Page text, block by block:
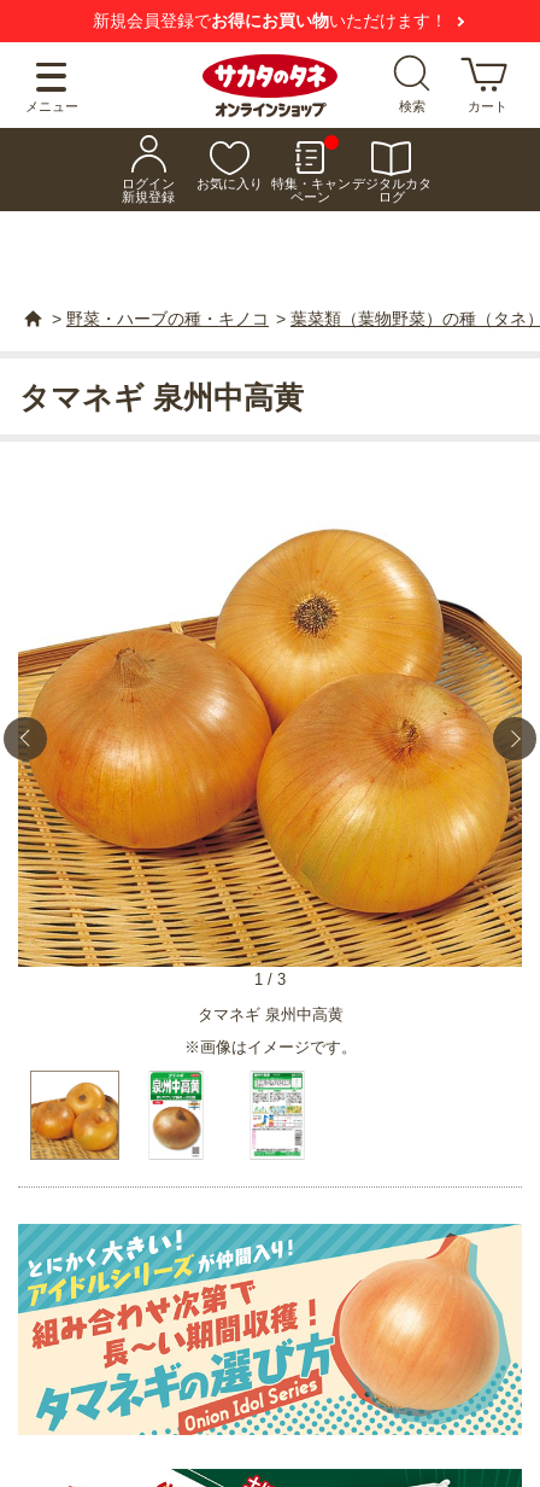
新規会員登録でお得にお買い物いただけます！
メニュー 検索 カート
ログイン
新規登録
お気に入り
特集・キャン
ペーン
デジタルカタ
ログ
> 野菜・ハーブの種・キノコ > 葉菜類（葉物野菜）の種（タネ
タマネギ 泉州中高黄
※画像はイメージです。
1 / 3
タマネギ 泉州中高黄